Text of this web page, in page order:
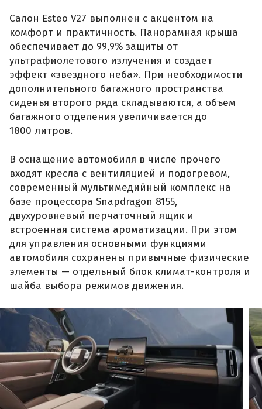
Салон Esteo V27 выполнен с акцентом на
комфорт и практичность. Панорамная крыша
обеспечивает до 99,9% защиты от
ультрафиолетового излучения и создает
эффект «звездного неба». При необходимости
дополнительного багажного пространства
сиденья второго ряда складываются, а объем
багажного отделения увеличивается до
1800 литров.
В оснащение автомобиля в числе прочего
входят кресла с вентиляцией и подогревом,
современный мультимедийный комплекс на
базе процессора Snapdragon 8155,
двухуровневый перчаточный ящик и
встроенная система ароматизации. При этом
для управления основными функциями
автомобиля сохранены привычные физические
элементы — отдельный блок климат-контроля и
шайба выбора режимов движения.